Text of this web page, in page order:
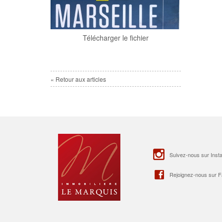
Télécharger le fichier
« Retour aux articles
Suivez-nous sur
Rejoignez-nous sur